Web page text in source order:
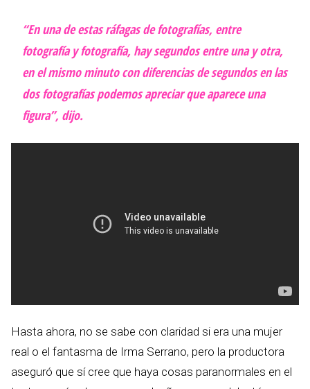
“En una de estas ráfagas de fotografías, entre
fotografía y fotografía, hay segundos entre una y otra,
en el mismo minuto con diferencias de segundos en las
dos fotografías podemos apreciar que aparece una
figura”, dijo.
Hasta ahora, no se sabe con claridad si era una mujer
real o el fantasma de Irma Serrano, pero la productora
aseguró que sí cree que haya cosas paranormales en el